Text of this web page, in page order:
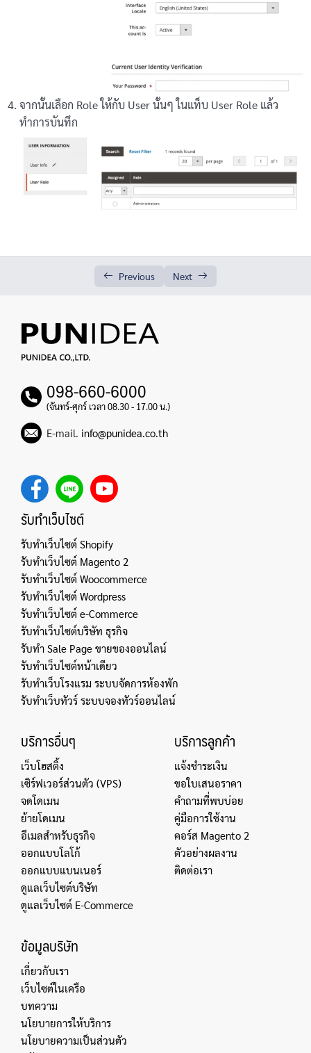
จากนั้นเลือก Role ให้กับ User นั้นๆ ในแท็บ User Role แล้ว
ทำการบันทึก
Previous Next
098-660-6000
(จันทร์-ศุกร์ เวลา 08.30 - 17.00 น.)
E-mail. info@punidea.co.th
รับทำเว็บไซต์
รับทำเว็บไซต์ Shopify
รับทำเว็บไซต์ Magento 2
รับทำเว็บไซต์ Woocommerce
รับทำเว็บไซต์ Wordpress
รับทำเว็บไซต์ e-Commerce
รับทำเว็บไซต์บริษัท ธุรกิจ
รับทำ Sale Page ขายของออนไลน์
รับทำเว็บไซต์หน้าเดียว
รับทำเว็บโรงแรม ระบบจัดการห้องพัก
รับทำเว็บทัวร์ ระบบจองทัวร์ออนไลน์
บริการอื่นๆ
เว็บโฮสติ้ง
เซิร์ฟเวอร์ส่วนตัว (VPS)
จดโดเมน
ย้ายโดเมน
อีเมลสำหรับธุรกิจ
ออกแบบโลโก้
ออกแบบแบนเนอร์
ดูแลเว็บไซต์บริษัท
ดูแลเว็บไซต์ E-Commerce
บริการลูกค้า
แจ้งชำระเงิน
ขอใบเสนอราคา
คำถามที่พบบ่อย
คู่มือการใช้งาน
คอร์ส Magento 2
ตัวอย่างผลงาน
ติดต่อเรา
ข้อมูลบริษัท
เกี่ยวกับเรา
เว็บไซต์ในเครือ
บทความ
นโยบายการให้บริการ
นโยบายความเป็นส่วนตัว